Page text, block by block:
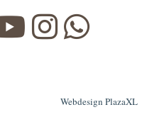
Webdesign PlazaXL